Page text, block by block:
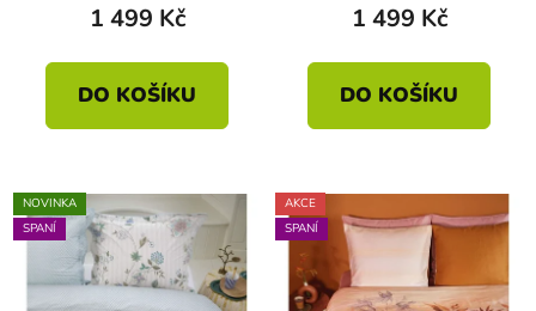
1 499 Kč
DO KOŠÍKU
1 499 Kč
DO KOŠÍKU
NOVINKA
SPANÍ
AKCE
SPANÍ